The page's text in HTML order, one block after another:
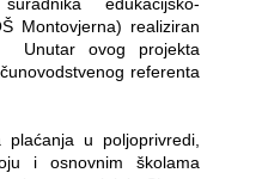
Montovjerna) realiziran
Unutar ovog projekta
referenta
u poljoprivredi,
i osnovnim školama